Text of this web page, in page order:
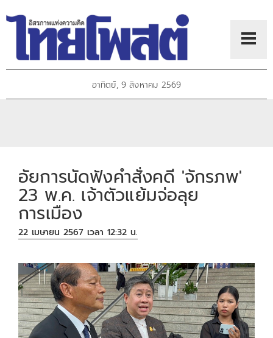
อาทิตย์, 9 สิงหาคม 2569
อัยการนัดฟังคำสั่งคดี 'จักรภพ'
23 พ.ค. เจ้าตัวแย้มจ่อลุย
การเมือง
22 เมษายน 2567 เวลา 12:32 น.